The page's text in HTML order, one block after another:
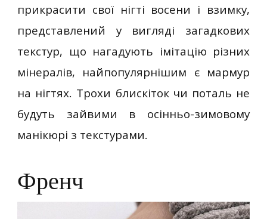
прикрасити свої нігті восени і взимку,
представлений у вигляді загадкових
текстур, що нагадують імітацію різних
мінералів, найпопулярнішим є мармур
на нігтях. Трохи блискіток чи поталь не
будуть зайвими в осінньо-зимовому
манікюрі з текстурами.
Френч